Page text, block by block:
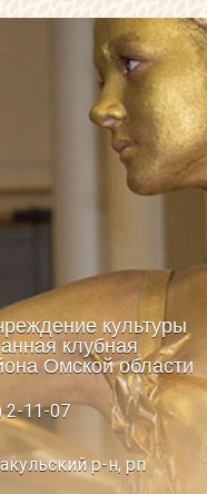
культуры
клубная
Омской области
2-11-07
р-н, рп